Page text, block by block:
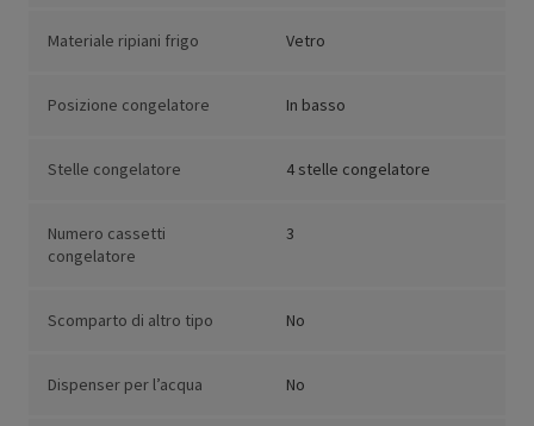
Materiale ripiani frigo Vetro
Posizione congelatore In basso
Stelle congelatore 4 stelle congelatore
Numero cassetti
congelatore
3
Scomparto di altro tipo No
Dispenser per l’acqua No